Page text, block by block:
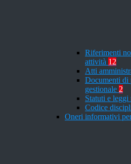
Riferimenti
attività 12
Atti
Documenti di
gestionale 2
Statuti e leggi
Codice
Oneri informativi